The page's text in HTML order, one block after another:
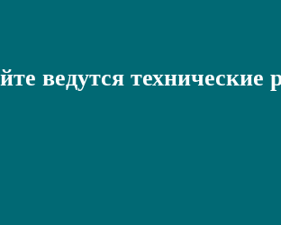
ведутся технические